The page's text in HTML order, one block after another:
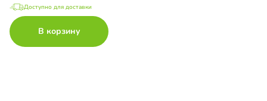
Доступно для доставки
В корзину